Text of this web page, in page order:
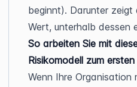
beginnt). Darunter zeigt
Wert, unterhalb dessen
So arbeiten Sie mit
Risikomodell zum
Wenn Ihre